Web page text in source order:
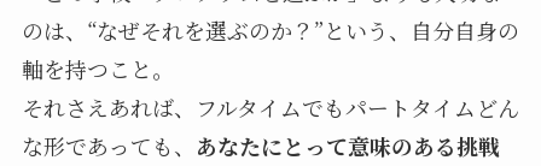
のは、“なぜそれを選ぶのか？”という、自分自身の
軸を持つこと。
それさえあれば、フルタイムでもパートタイムどん
な形であっても、 あなたにとって意味のある挑戦